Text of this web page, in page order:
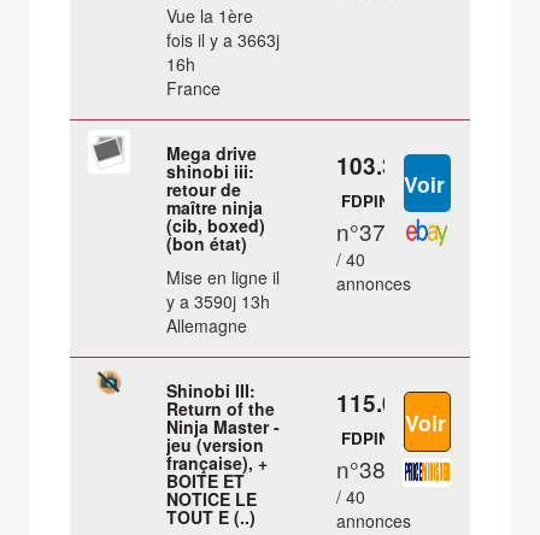
Vue la 1ère
fois il y a 3663j
16h
France
Mega drive
shinobi iii:
retour de
maître ninja
(cib, boxed)
(bon état)
Mise en ligne il
y a 3590j 13h
Allemagne
103.36 €
FDPIN
n°37
/ 40
annonces
Shinobi III:
Return of the
Ninja Master -
jeu (version
française), +
BOITE ET
NOTICE LE
TOUT E (..)
115.05 €
FDPIN
n°38
/ 40
annonces